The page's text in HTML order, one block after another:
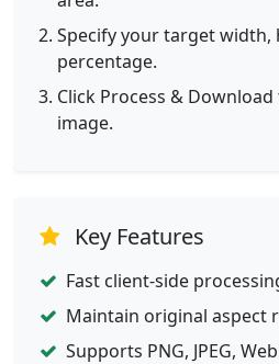
Specify your target width,
percentage.
Click Process &
image.
Key Features
Fast client-side
Maintain original aspect
Supports PNG, JPEG,